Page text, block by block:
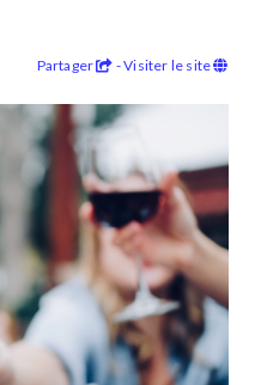
Partager - Visiter le site